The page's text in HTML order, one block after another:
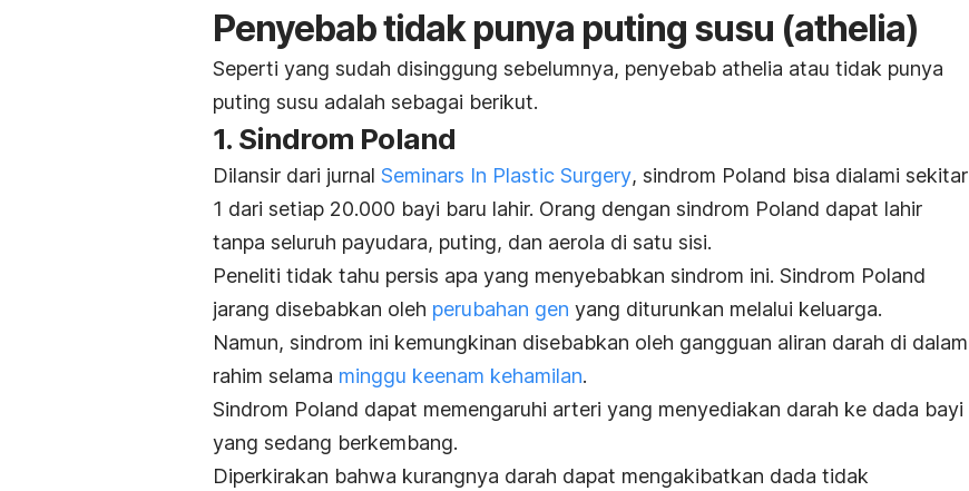
Penyebab tidak punya puting susu (athelia)
Seperti yang sudah disinggung sebelumnya, penyebab athelia atau tidak punya
puting susu adalah sebagai berikut.
1. Sindrom Poland
Dilansir dari jurnal Seminars In Plastic Surgery, sindrom Poland bisa dialami sekitar
1 dari setiap 20.000 bayi baru lahir. Orang dengan sindrom Poland dapat lahir
tanpa seluruh payudara, puting, dan aerola di satu sisi.
Peneliti tidak tahu persis apa yang menyebabkan sindrom ini. Sindrom Poland
jarang disebabkan oleh perubahan gen yang diturunkan melalui keluarga.
Namun, sindrom ini kemungkinan disebabkan oleh gangguan aliran darah di dalam
rahim selama minggu keenam kehamilan.
Sindrom Poland dapat memengaruhi arteri yang menyediakan darah ke dada bayi
yang sedang berkembang.
Diperkirakan bahwa kurangnya darah dapat mengakibatkan dada tidak